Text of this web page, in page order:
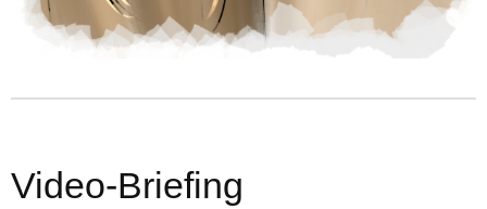
Video-Briefing